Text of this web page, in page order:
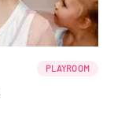
PLAYROOM